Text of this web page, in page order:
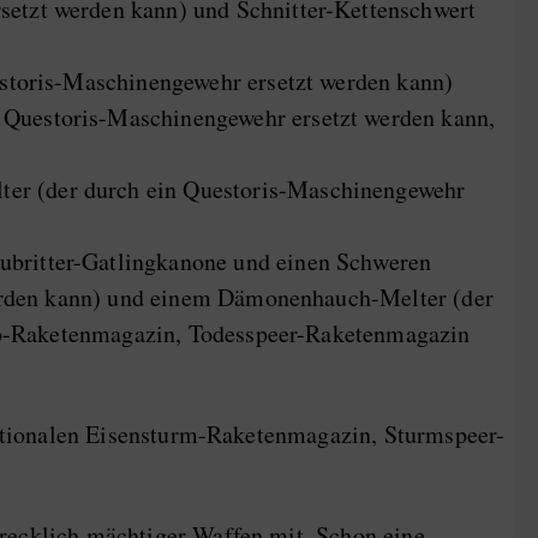
werden kann) und Schnitter-Kettenschwert
Maschinengewehr ersetzt werden kann)
Maschinengewehr ersetzt werden kann,
(der durch ein Questoris-Maschinengewehr
Gatlingkanone und einen Schweren
kann) und einem Dämonenhauch-Melter (der
Todesspeer-Raketenmagazin
Eisensturm-Raketenmagazin, Sturmspeer-